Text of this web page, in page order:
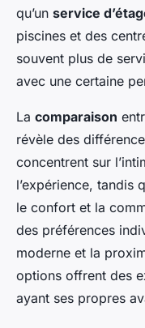
qu’un service
piscines et des
souvent plus de
avec une certaine
La comparaison
révèle des
concentrent sur
l’expérience, tandis
le confort et la
des préférences
moderne et la
options offrent des
ayant ses propres